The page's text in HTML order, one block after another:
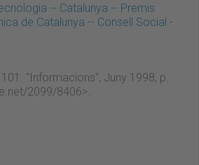
-- Catalunya -- Premis
de Catalunya -- Consell Social -
"Informacions", Juny 1998, p.
2099/8406>.